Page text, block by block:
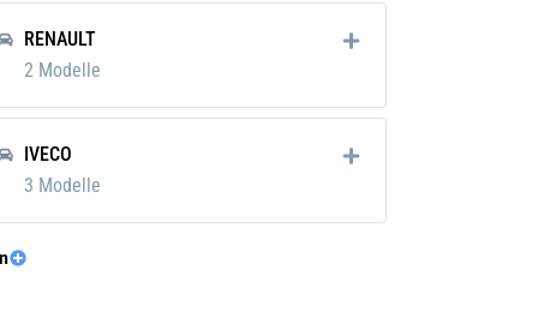
RENAULT
2 Modelle
IVECO
3 Modelle